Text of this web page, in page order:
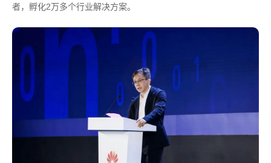
者，孵化2万多个行业解决方案。